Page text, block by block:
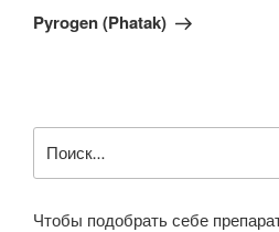
запись
Pyrogen (Phatak)
Чтобы подобрать себе